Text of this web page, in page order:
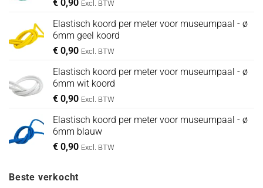
€ 0,90 Excl. BTW
Elastisch koord per meter voor museumpaal - ø
6mm geel koord
€ 0,90 Excl. BTW
Elastisch koord per meter voor museumpaal - ø
6mm wit koord
€ 0,90 Excl. BTW
Elastisch koord per meter voor museumpaal - ø
6mm blauw
€ 0,90 Excl. BTW
Beste verkocht